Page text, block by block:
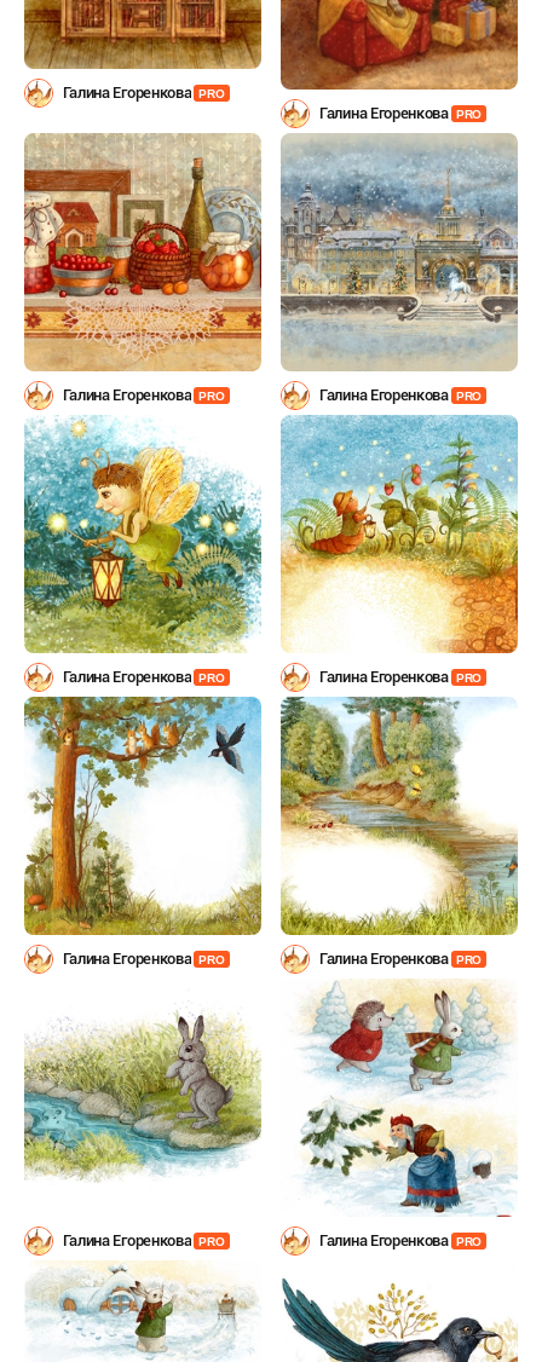
Галина Егоренкова PRO
Галина Егоренкова PRO
Галина Егоренкова PRO Галина Егоренкова PRO
Галина Егоренкова PRO Галина Егоренкова PRO
Галина Егоренкова PRO Галина Егоренкова PRO
Галина Егоренкова PRO Галина Егоренкова PRO